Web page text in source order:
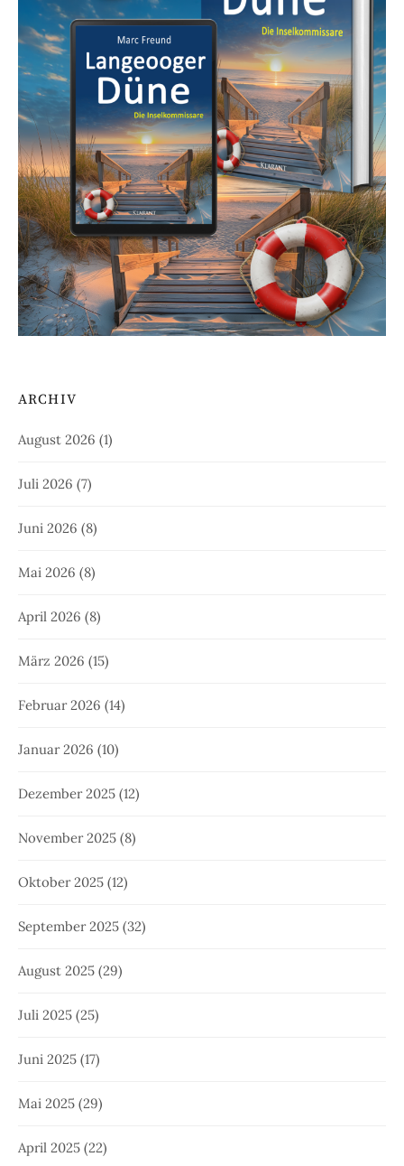
ARCHIV
August 2026 (1)
Juli 2026 (7)
Juni 2026 (8)
Mai 2026 (8)
April 2026 (8)
März 2026 (15)
Februar 2026 (14)
Januar 2026 (10)
Dezember 2025 (12)
November 2025 (8)
Oktober 2025 (12)
September 2025 (32)
August 2025 (29)
Juli 2025 (25)
Juni 2025 (17)
Mai 2025 (29)
April 2025 (22)